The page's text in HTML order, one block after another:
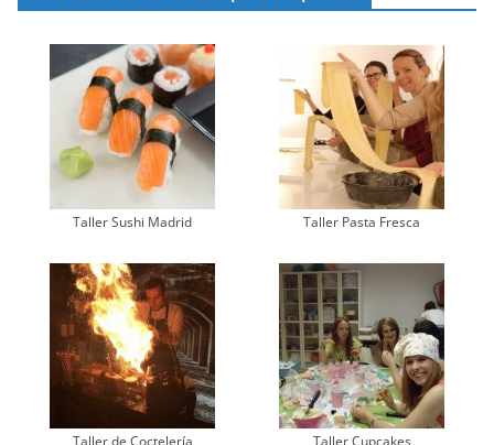
Taller Sushi Madrid Taller Pasta Fresca